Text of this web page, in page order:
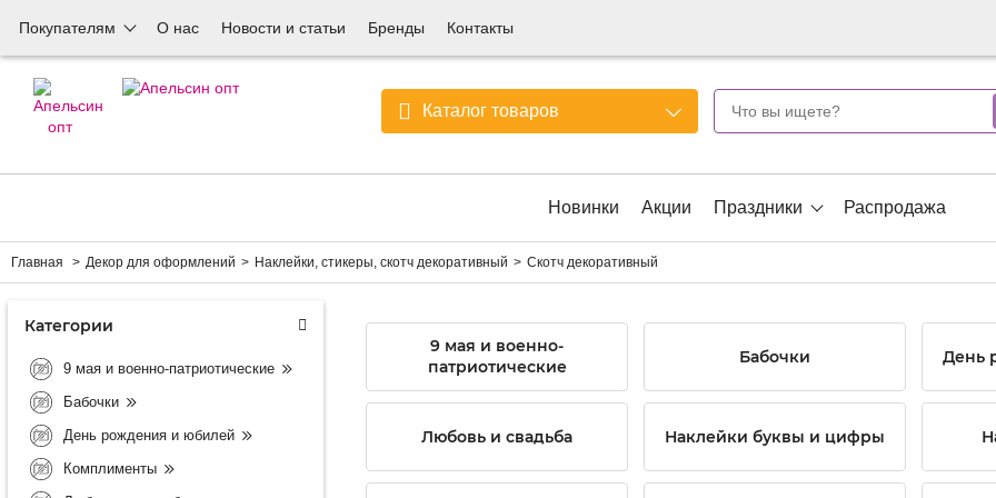
Покупателям О нас Новости и статьи Бренды Контакты
Каталог товаров
Новинки Акции Праздники Распродажа
Главная Декор для оформлений Наклейки, стикеры, скотч декоративный Скотч декоративный
Категории
9 мая и военно-патриотические
Бабочки
День рождения и юбилей
Комплименты
9 мая и военно-
патриотические
Бабочки День
Любовь и свадьба Наклейки буквы и цифры